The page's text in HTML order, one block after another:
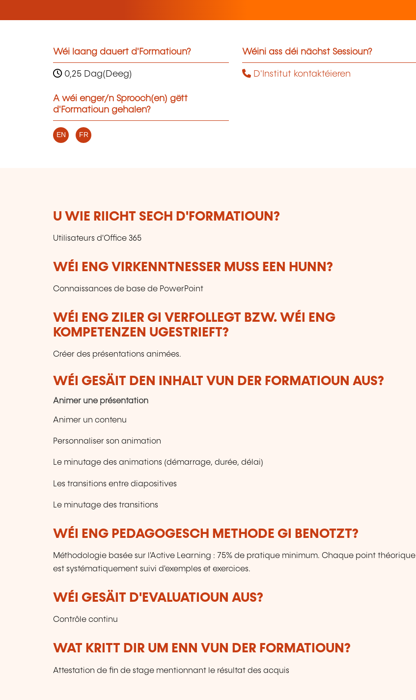
Wéi laang dauert d'Formatioun?
0,25 Dag(Deeg)
A wéi enger/n Sprooch(en) gëtt
d'Formatioun gehalen?
EN FR
Wéini ass déi nächst Sessioun?
D'Institut kontaktéieren
U WIE RIICHT SECH D'FORMATIOUN?
Utilisateurs d'Office 365
WÉI ENG VIRKENNTNESSER MUSS EEN HUNN?
Connaissances de base de PowerPoint
WÉI ENG ZILER GI VERFOLLEGT BZW. WÉI ENG
KOMPETENZEN UGESTRIEFT?
Créer des présentations animées.
WÉI GESÄIT DEN INHALT VUN DER FORMATIOUN AUS?
Animer une présentation
Animer un contenu
Personnaliser son animation
Le minutage des animations (démarrage, durée, délai)
Les transitions entre diapositives
Le minutage des transitions
WÉI ENG PEDAGOGESCH METHODE GI BENOTZT?
Méthodologie basée sur l'Active Learning : 75% de pratique minimum. Chaque point théorique
est systématiquement suivi d'exemples et exercices.
WÉI GESÄIT D'EVALUATIOUN AUS?
Contrôle continu
WAT KRITT DIR UM ENN VUN DER FORMATIOUN?
Attestation de fin de stage mentionnant le résultat des acquis